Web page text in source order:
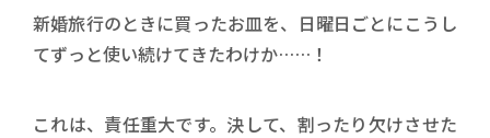
新婚旅行のときに買ったお皿を、日曜日ごとにこうし
てずっと使い続けてきたわけか……！
これは、責任重大です。決して、割ったり欠けさせた